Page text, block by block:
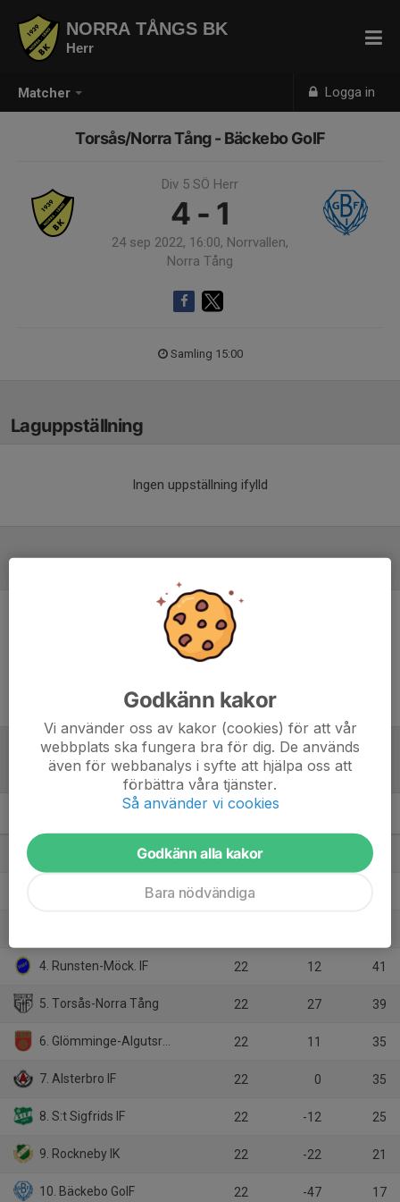
Matcher Logga in
NORRA TÅNGS BK
Herr
Torsås/Norra Tång - Bäckebo GoIF
Div 5 SÖ Herr
4 - 1
24 sep 2022, 16:00, Norrvallen,
Norra Tång
Samling 15:00
Laguppställning
Ingen uppställning ifylld
Inget referat skrivet
Tabell
22 57
2. Football Primetime FC 22
4. Runsten-Möck. IF 22 12 41
5. Torsås-Norra Tång 22 27 39
6. Glömminge-Algutsrums IF 22 11 35
7. Alsterbro IF 22 0 35
8. S:t Sigfrids IF 22 -12 25
9. Rockneby IK 22 -22 21
10. Bäckebo GoIF 22 -47 17
Godkänn kakor
Vi använder oss av kakor (cookies) för att vår
webbplats ska fungera bra för dig. De används
även för webbanalys i syfte att hjälpa oss att
förbättra våra tjänster.
Så använder vi cookies
Godkänn alla kakor
Bara nödvändiga